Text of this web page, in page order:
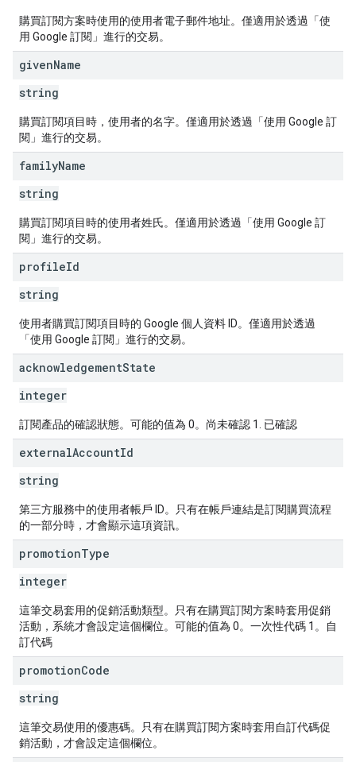
購買訂閱方案時使用的使用者電子郵件地址。僅適用於透過「使
用 Google 訂閱」進行的交易。
givenName
string
購買訂閱項目時，使用者的名字。僅適用於透過「使用 Google 訂
閱」進行的交易。
familyName
string
購買訂閱項目時的使用者姓氏。僅適用於透過「使用 Google 訂
閱」進行的交易。
profileId
string
使用者購買訂閱項目時的 Google 個人資料 ID。僅適用於透過
「使用 Google 訂閱」進行的交易。
acknowledgementState
integer
訂閱產品的確認狀態。可能的值為 0。尚未確認 1. 已確認
externalAccountId
string
第三方服務中的使用者帳戶 ID。只有在帳戶連結是訂閱購買流程
的一部分時，才會顯示這項資訊。
promotionType
integer
這筆交易套用的促銷活動類型。只有在購買訂閱方案時套用促銷
活動，系統才會設定這個欄位。可能的值為 0。一次性代碼 1。自
訂代碼
promotionCode
string
這筆交易使用的優惠碼。只有在購買訂閱方案時套用自訂代碼促
銷活動，才會設定這個欄位。